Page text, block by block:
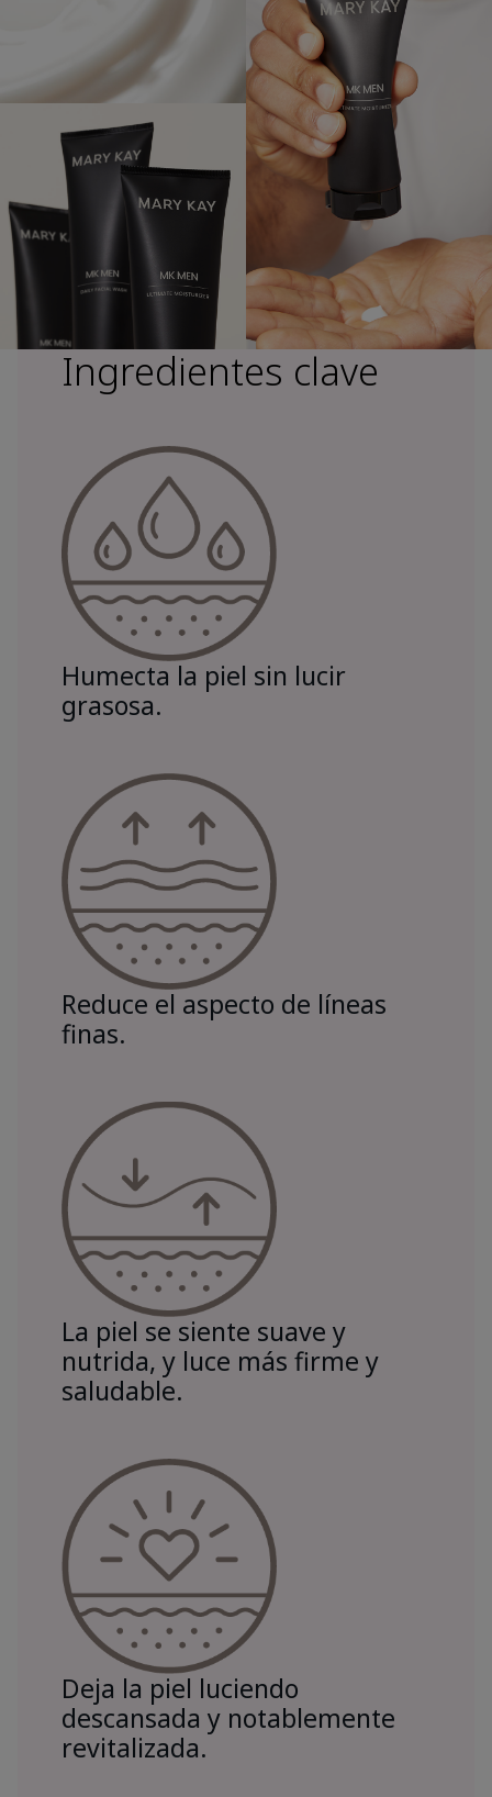
Ingredientes clave
Humecta la piel sin lucir
grasosa.
Reduce el aspecto de líneas
finas.
La piel se siente suave y
nutrida, y luce más firme y
saludable.
Deja la piel luciendo
descansada y notablemente
revitalizada.